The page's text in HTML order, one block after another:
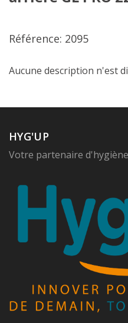
Référence: 2095
Aucune description n'est
HYG'UP
Votre partenaire